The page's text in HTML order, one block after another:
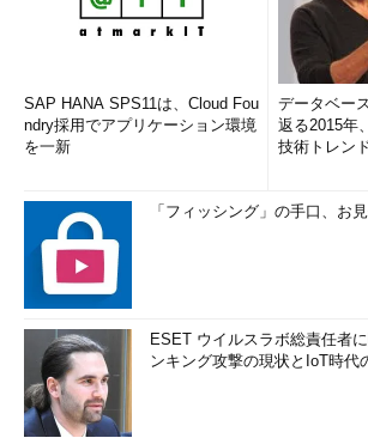
SAP HANA SPS11は、Cloud Fou
ndry採用でアプリケーション環境
を一新
データベー
返る2015年
技術トレン
「フィッシング」の手口、お
ESET ウイルスラボ総責任者
ンキング攻撃の現状とIoT時代